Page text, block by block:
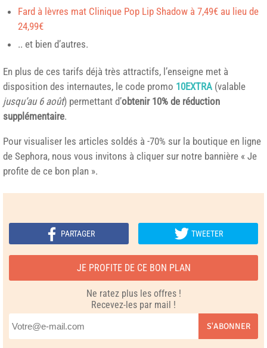
Fard à lèvres mat Clinique Pop Lip Shadow à 7,49€ au lieu de
24,99€
.. et bien d’autres.
En plus de ces tarifs déjà très attractifs, l’enseigne met à
disposition des internautes, le code promo 10EXTRA (valable
jusqu’au 6 août) permettant d’obtenir 10% de réduction
supplémentaire.
Pour visualiser les articles soldés à -70% sur la boutique en ligne
de Sephora, nous vous invitons à cliquer sur notre bannière « Je
profite de ce bon plan ».
PARTAGER TWEETER
JE PROFITE DE CE BON PLAN
Ne ratez plus les offres !
Recevez-les par mail !
S'ABONNER